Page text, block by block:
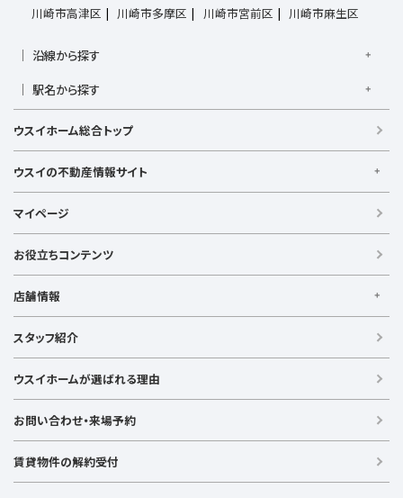
川崎市高津区
川崎市多摩区 川崎市宮前区 川崎市麻生区
沿線から探す
横須賀線
湘南新宿ライン高海
京急本線
京急久里浜線 京急逗子線
小田急小田原線
小田急江ノ島線
ブルーライン
みなとみらい線
金沢シーサイドライン
相鉄本線
相鉄いずみ野線
湘南モノレール
駅名から探す
大倉山駅
大船駅 金沢八景駅 金沢文庫駅
鎌倉駅
上大岡駅
鴨居駅
逗子駅
センター南
ウスイホーム総合トップ
ウスイの不動産情報サイト
【借りる】
賃貸住宅
事業用賃貸
【買う】
新築戸建て
土地
投資物件
ラグジュアリー物件
【売る】
マイページ
お役立ちコンテンツ
店舗情報
【横浜エリア】
金沢文庫店
上大岡店 戸塚店 新横浜店
港北ニュータウン店
【湘南エリア】
追浜店
衣笠店
横須賀中央店
スタッフ紹介
ウスイホームが選ばれる理由
お問い合わせ・来場予約
賃貸物件の解約受付